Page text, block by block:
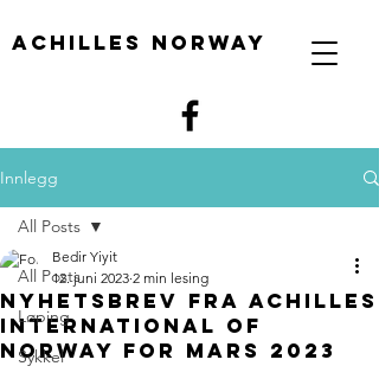
Achilles Norway
Innlegg
All Posts
Løping
Sykkel
All Posts
Nyhetsbrev fra Achilles
International of
Norway for mars 2023
Bedir Yiyit
12. juni 2023 2 min lesing